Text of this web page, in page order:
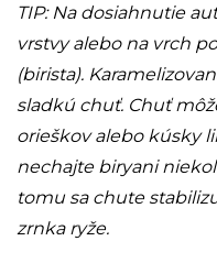
TIP: Na dosiahnutie
vrstvy alebo na vrch
(birista).
sladkú chuť. Chuť
orieškov alebo kúsky
nechajte biryani
tomu sa chute
zrnka ryže.